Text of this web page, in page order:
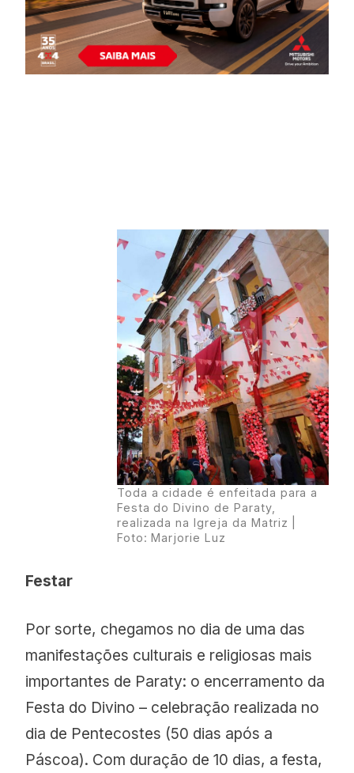
Toda a cidade é enfeitada para a
Festa do Divino de Paraty,
realizada na Igreja da Matriz |
Foto: Marjorie Luz
Festar
Por sorte, chegamos no dia de uma das
manifestações culturais e religiosas mais
importantes de Paraty: o encerramento da
Festa do Divino – celebração realizada no
dia de Pentecostes (50 dias após a
Páscoa). Com duração de 10 dias, a festa,